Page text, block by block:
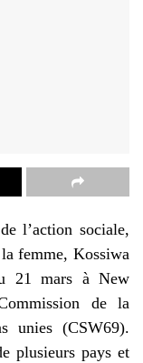
l’action sociale,
femme, Kossiwa
21 mars à New
de la
unies (CSW69).
plusieurs pays et